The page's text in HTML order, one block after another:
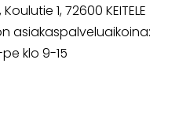
1, 72600 KEITELE
asiakaspalveluaikoina:
klo 9-15